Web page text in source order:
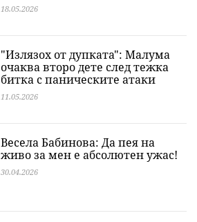
18.05.2026
"Излязох от дупката": Малума
очаква второ дете след тежка
битка с паническите атаки
11.05.2026
Весела Бабинова: Да пея на
живо за мен е абсолютен ужас!
30.04.2026